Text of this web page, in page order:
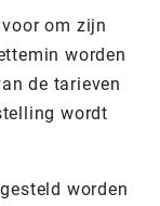
om zijn
worden
de tarieven
wordt
worden